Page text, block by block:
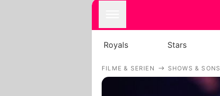
Royals Stars
FILME & SERIEN SHOWS &